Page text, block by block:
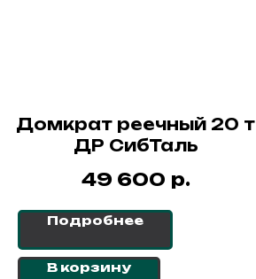
Домкрат реечный 20 т
ДР СибТаль
49 600 р.
Подробнее
В корзину